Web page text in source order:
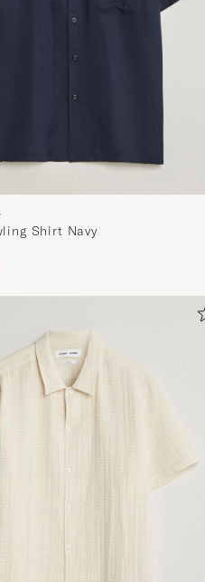
Shirt Navy
Preis